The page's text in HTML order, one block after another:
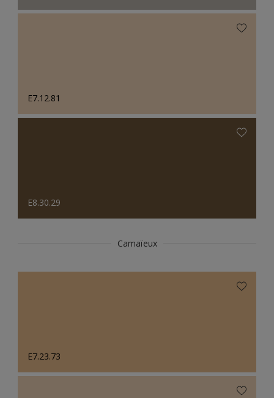
E7.12.81
E8.30.29
Camaïeux
E7.23.73